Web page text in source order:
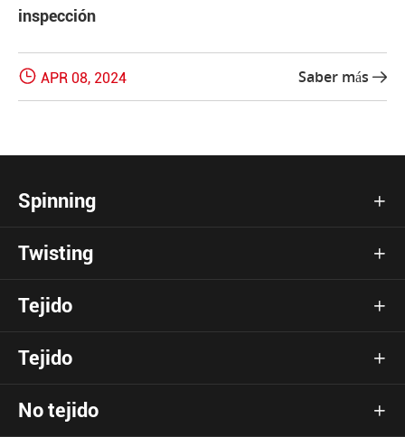
inspección
 APR 08, 2024 Saber más 
Spinning 
Twisting 
Tejido 
Tejido 
No tejido 